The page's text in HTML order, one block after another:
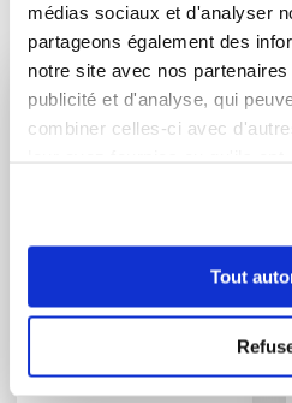
médias sociaux et d'analyser
partageons également des
notre site avec nos
publicité et d'analyse, qui
combiner celles-ci avec
Tout
Vous aimerez aussi ...